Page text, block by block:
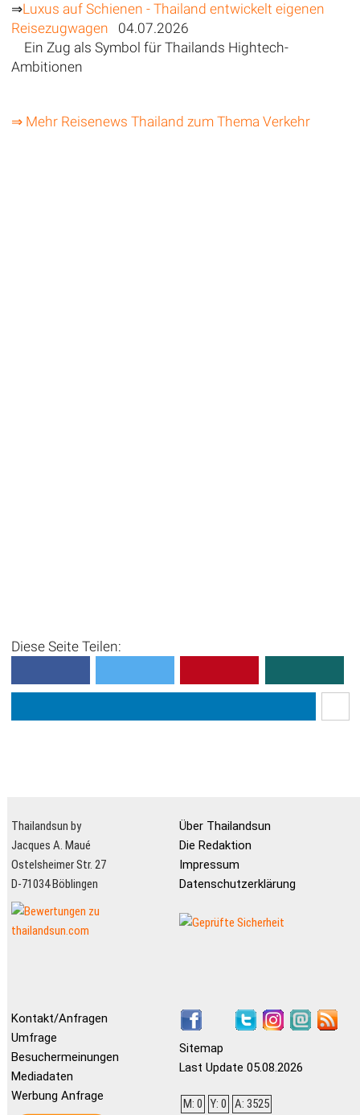
⇒Luxus auf Schienen - Thailand entwickelt eigenen
Reisezugwagen 04.07.2026
Ein Zug als Symbol für Thailands Hightech-
Ambitionen
⇒ Mehr Reisenews Thailand zum Thema Verkehr
Diese Seite Teilen:
Thailandsun by
Jacques A. Maué
Ostelsheimer Str. 27
D-71034 Böblingen
Über Thailandsun
Die Redaktion
Impressum
Datenschutzerklärung
Kontakt/Anfragen
Umfrage
Besuchermeinungen
Mediadaten
Werbung Anfrage
Sitemap
Last Update 05.08.2026
M: 0 Y: 0 A: 3525